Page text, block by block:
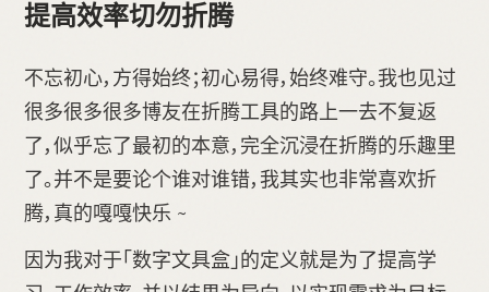
提高效率切勿折腾
不忘初心，方得始终；初心易得，始终难守。我也见过
很多很多很多博友在折腾工具的路上一去不复返
了，似乎忘了最初的本意，完全沉浸在折腾的乐趣里
了。并不是要论个谁对谁错，我其实也非常喜欢折
腾，真的嘎嘎快乐 ~
因为我对于「数字文具盒」的定义就是为了提高学